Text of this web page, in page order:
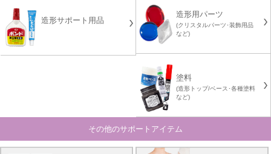
造形サポート用品
造形用パーツ
(クリスタルパーツ･装飾用品
など)
塗料
(造形トップ/ベース･各種塗料
など)
その他のサポートアイテム